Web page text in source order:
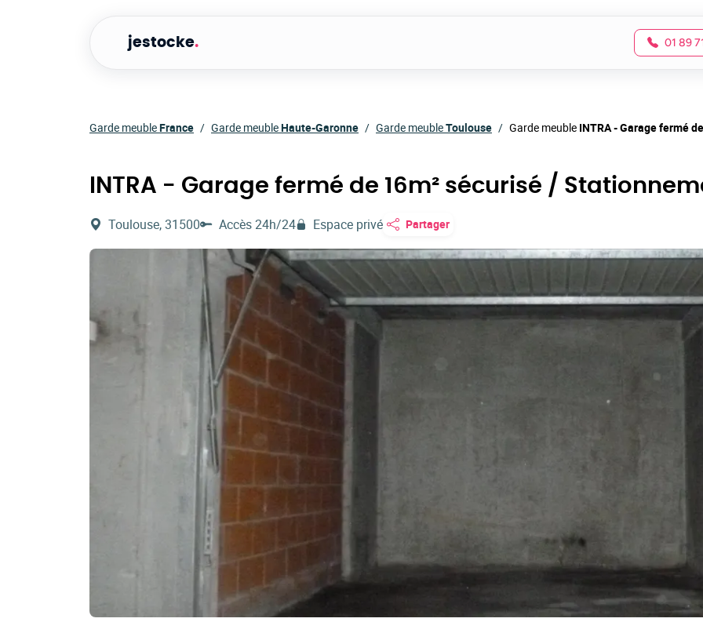
jestocke. 01 89
Garde meubleFrance Garde meubleHaute-Garonne Garde meubleToulouse Garde meuble INTRA - Garage fermé
INTRA - Garage fermé de 16m² sécurisé /
Toulouse, 31500 Accès 24h/24 Espace privé Partager